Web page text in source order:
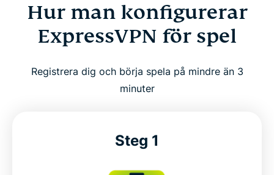
Hur man konfigurerar ExpressVPN för spel
Kolla in de senaste ExpressVPN-spelerbjudandena
Byggt för verkliga spelmiljöer
Hur man konfigurerar
ExpressVPN för spel
Registrera dig och börja spela på mindre än 3
minuter
Steg 1